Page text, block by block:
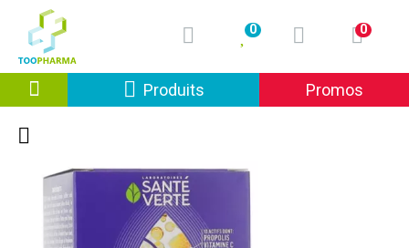
0 0
ProduitsAfficher la navigation
Promos